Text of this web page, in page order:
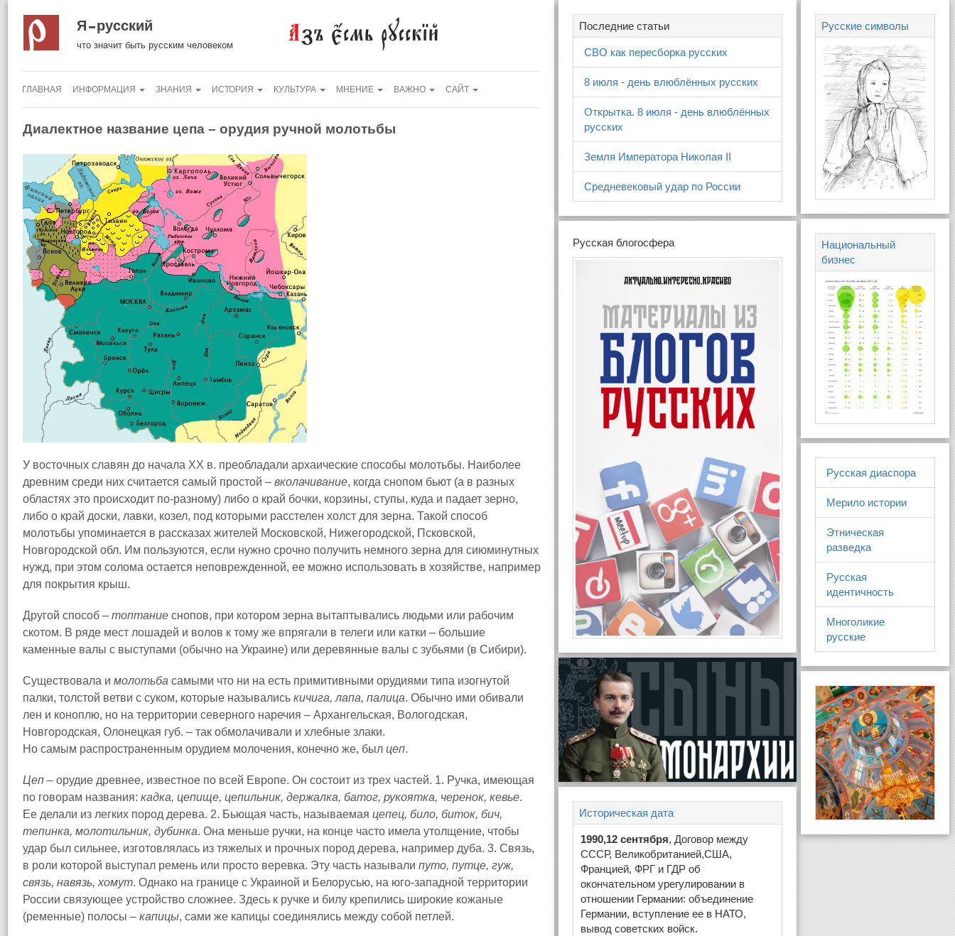
Я русский
что значит быть русским человеком
ГЛАВНАЯ ИНФОРМАЦИЯ ЗНАНИЯ ИСТОРИЯ КУЛЬТУРА МНЕНИЕ ВАЖНО САЙТ
Диалектное название цепа – орудия ручной молотьбы
У восточных славян до начала XX в. преобладали архаические способы молотьбы. Наиболее
древним среди них считается самый простой – вколачивание, когда снопом бьют (а в разных
областях это происходит по-разному) либо о край бочки, корзины, ступы, куда и падает зерно,
либо о край доски, лавки, козел, под которыми расстелен холст для зерна. Такой способ
молотьбы упоминается в рассказах жителей Московской, Нижегородской, Псковской,
Новгородской обл. Им пользуются, если нужно срочно получить немного зерна для сиюминутных
нужд, при этом солома остается неповрежденной, ее можно использовать в хозяйстве, например
для покрытия крыш.
Другой способ – топтание снопов, при котором зерна вытаптывались людьми или рабочим
скотом. В ряде мест лошадей и волов к тому же впрягали в телеги или катки – большие
каменные валы с выступами (обычно на Украине) или деревянные валы с зубьями (в Сибири).
Существовала и молотьба самыми что ни на есть примитивными орудиями типа изогнутой
палки, толстой ветви с суком, которые назывались кичига, лапа, палица. Обычно ими обивали
лен и коноплю, но на территории северного наречия – Архангельская, Вологодская,
Новгородская, Олонецкая губ. – так обмолачивали и хлебные злаки.
Но самым распространенным орудием молочения, конечно же, был цеп.
Цеп – орудие древнее, известное по всей Европе. Он состоит из трех частей. 1. Ручка, имеющая
по говорам названия: кадка, цепище, цепильник, держалка, батог, рукоятка, черенок, кевье.
Ее делали из легких пород дерева. 2. Бьющая часть, называемая цепец, било, биток, бич,
тепинка, молотильник, дубинка. Она меньше ручки, на конце часто имела утолщение, чтобы
удар был сильнее, изготовлялась из тяжелых и прочных пород дерева, например дуба. 3. Связь,
в роли которой выступал ремень или просто веревка. Эту часть называли путо, путце, гуж,
связь, навязь, хомут. Однако на границе с Украиной и Белорусью, на юго-западной территории
России связующее устройство сложнее. Здесь к ручке и билу крепились широкие кожаные
(ременные) полосы – капицы, сами же капицы соединялись между собой петлей.
Последние статьи
СВО как пересборка русских
8 июля - день влюблённых русских
Открытка. 8 июля - день влюблённых
русских
Земля Императора Николая II
Средневековый удар по России
Русская блогосфера
Историческая дата
1990,12 сентября, Договор между
СССР, Великобританией,США,
Францией, ФРГ и ГДР об
окончательном урегулировании в
отношении Германии: объединение
Германии, вступление ее в НАТО,
вывод советских войск.
Русские символы
Национальный
бизнес
Русская диаспора
Мерило истории
Этническая
разведка
Русская
идентичность
Многоликие
русские